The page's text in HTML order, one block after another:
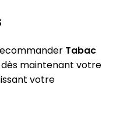
Tabac
maintenant votre
votre